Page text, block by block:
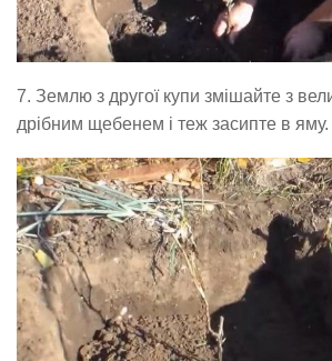
7. Землю з другої купи змішайте з
дрібним щебенем і теж засипте в яму.